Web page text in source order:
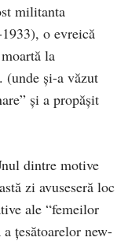
militanta
o evreică
la
(unde şi-a văzut
şi a propăşit
dintre motive
zi avuseseră loc
ale “femeilor
ţesătoarelor new-